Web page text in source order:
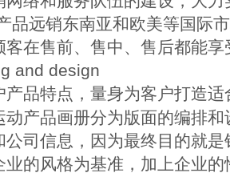
品远销东南亚和欧美等国际
客在售前、售中、售后都能
and design
产品特点，量身为客户打造适
动产品画册分为版面的编排
公司信息，因为最终目的就
业的风格为基准，加上企业